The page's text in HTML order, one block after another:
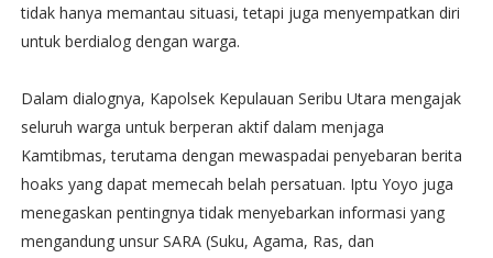
tidak hanya memantau situasi, tetapi juga menyempatkan diri
untuk berdialog dengan warga.
Dalam dialognya, Kapolsek Kepulauan Seribu Utara mengajak
seluruh warga untuk berperan aktif dalam menjaga
Kamtibmas, terutama dengan mewaspadai penyebaran berita
hoaks yang dapat memecah belah persatuan. Iptu Yoyo juga
menegaskan pentingnya tidak menyebarkan informasi yang
mengandung unsur SARA (Suku, Agama, Ras, dan